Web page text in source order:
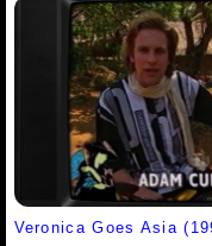
Veronica Goes Asia